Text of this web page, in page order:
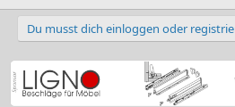
Du musst dich einloggen oder